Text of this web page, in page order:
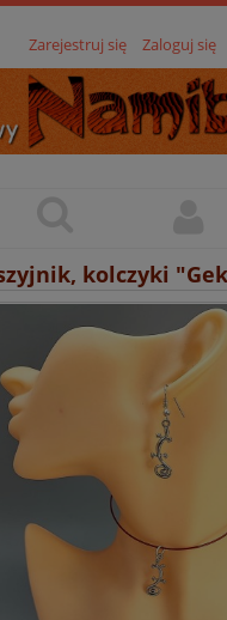
Zarejestruj się Zaloguj się
kolczyki